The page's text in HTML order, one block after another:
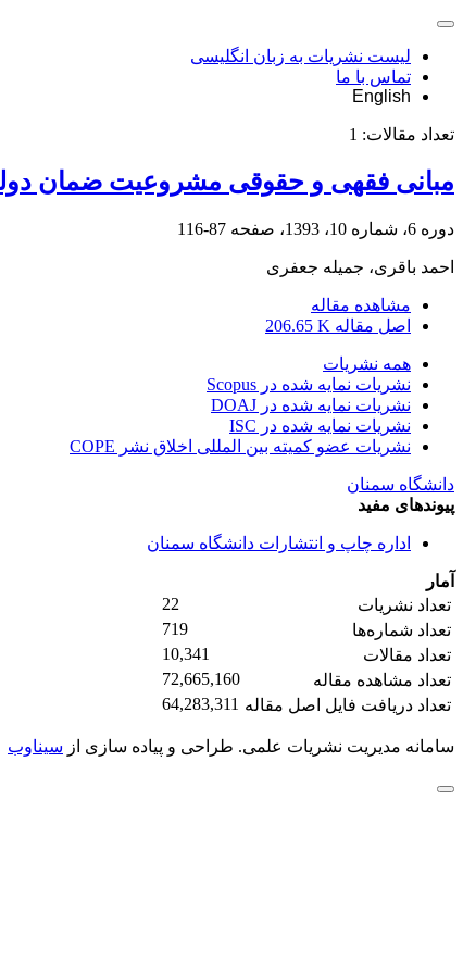
لیست نشریات به زبان انگلیسی
تماس با ما
English
تعداد مقالات: 1
مبانی فقهی و حقوقی مشروعیت ضمان
دوره 6، شماره 10، 1393، صفحه 87-116
احمد باقری، جمیله جعفری
مشاهده مقاله
اصل مقاله 206.65 K
همه نشریات
نشریات نمایه شده در Scopus
نشریات نمایه شده در DOAJ
نشریات نمایه شده در ISC
نشریات عضو کمیته بین المللی اخلاق نشر COPE
دانشگاه سمنان
پیوندهای مفید
اداره چاپ و انتشارات دانشگاه سمنان
آمار
تعداد نشریات
22
تعداد شماره‌ها
719
تعداد مقالات
10,341
تعداد مشاهده مقاله
72,665,160
تعداد دریافت فایل اصل مقاله 64,283,311
سامانه مدیریت نشریات علمی. طراحی و پیاده سازی از سیناوب